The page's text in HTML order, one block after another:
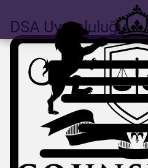
DSA Uyumluluğu